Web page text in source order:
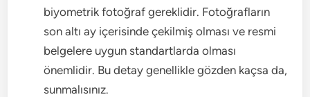
biyometrik fotoğraf gereklidir. Fotoğrafların
son altı ay içerisinde çekilmiş olması ve resmi
belgelere uygun standartlarda olması
önemlidir. Bu detay genellikle gözden kaçsa da,
sunmalısınız.